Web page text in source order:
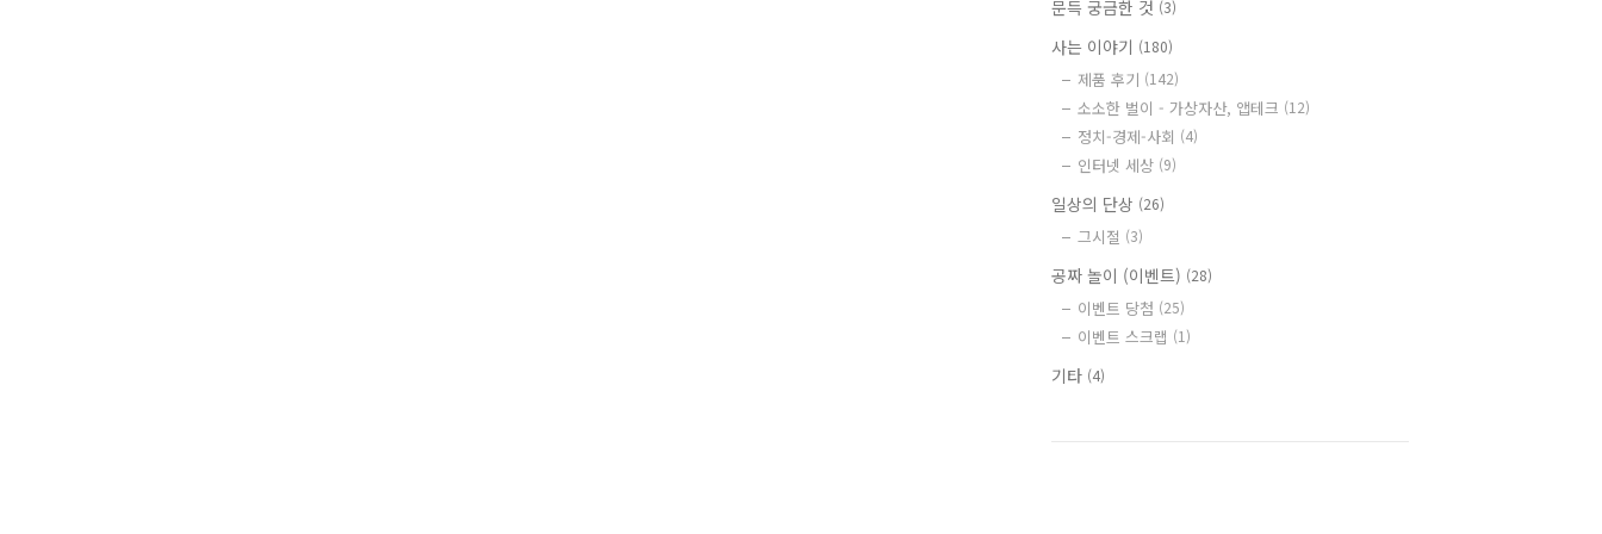
문득 궁금한 것 (3)
사는 이야기 (180)
제품 후기 (142)
소소한 벌이 - 가상자산, 앱테크 (12)
정치-경제-사회 (4)
인터넷 세상 (9)
일상의 단상 (26)
그시절 (3)
공짜 놀이 (이벤트) (28)
이벤트 당첨 (25)
이벤트 스크랩 (1)
기타 (4)